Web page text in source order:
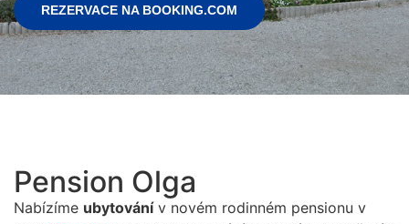
REZERVACE NA BOOKING.COM
Pension Olga
Nabízíme ubytovánív novém rodinném pensionu v